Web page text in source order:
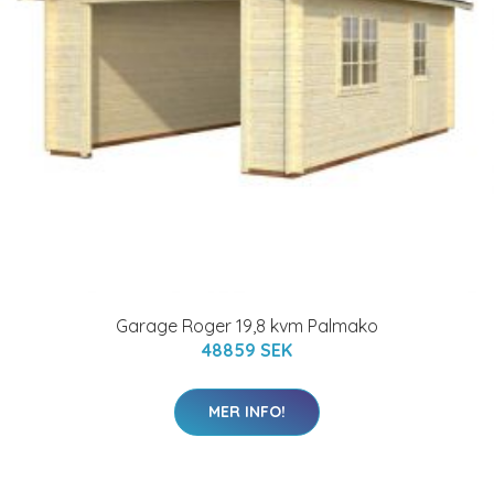
Garage Roger 19,8 kvm Palmako
48859 SEK
MER INFO!